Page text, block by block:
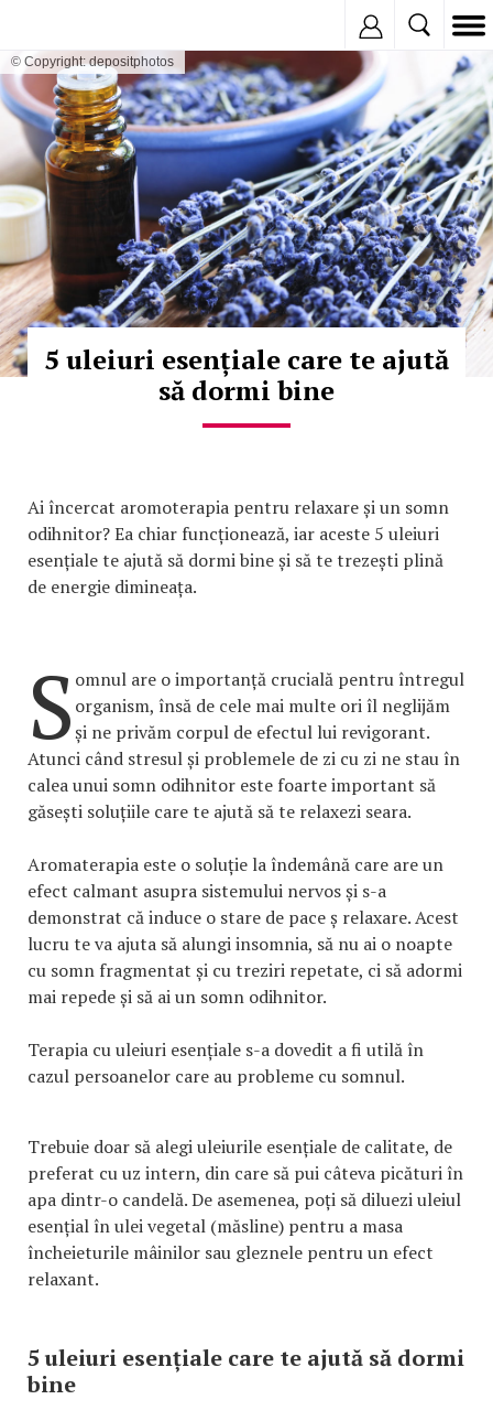
© Copyright: depositphotos
5 uleiuri esențiale care te ajută
să dormi bine
Ai încercat aromoterapia pentru relaxare și un somn
odihnitor? Ea chiar funcționează, iar aceste 5 uleiuri
esențiale te ajută să dormi bine și să te trezești plină
de energie dimineața.
S omnul are o importanță crucială pentru întregul
organism, însă de cele mai multe ori îl neglijăm
și ne privăm corpul de efectul lui revigorant.
Atunci când stresul și problemele de zi cu zi ne stau în
calea unui somn odihnitor este foarte important să
găsești soluțiile care te ajută să te relaxezi seara.
Aromaterapia este o soluție la îndemână care are un
efect calmant asupra sistemului nervos și s-a
demonstrat că induce o stare de pace ș relaxare. Acest
lucru te va ajuta să alungi insomnia, să nu ai o noapte
cu somn fragmentat și cu treziri repetate, ci să adormi
mai repede și să ai un somn odihnitor.
Terapia cu uleiuri esențiale s-a dovedit a fi utilă în
cazul persoanelor care au probleme cu somnul.
Trebuie doar să alegi uleiurile esențiale de calitate, de
preferat cu uz intern, din care să pui câteva picături în
apa dintr-o candelă. De asemenea, poți să diluezi uleiul
esențial în ulei vegetal (măsline) pentru a masa
încheieturile mâinilor sau gleznele pentru un efect
relaxant.
5 uleiuri esențiale care te ajută să dormi
bine